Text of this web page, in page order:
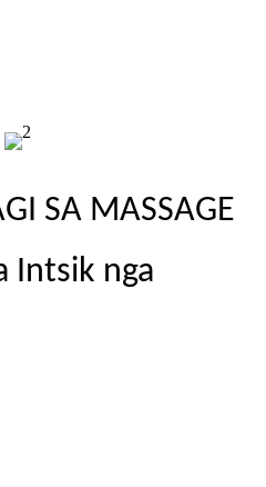
SA MASSAGE
Intsik nga